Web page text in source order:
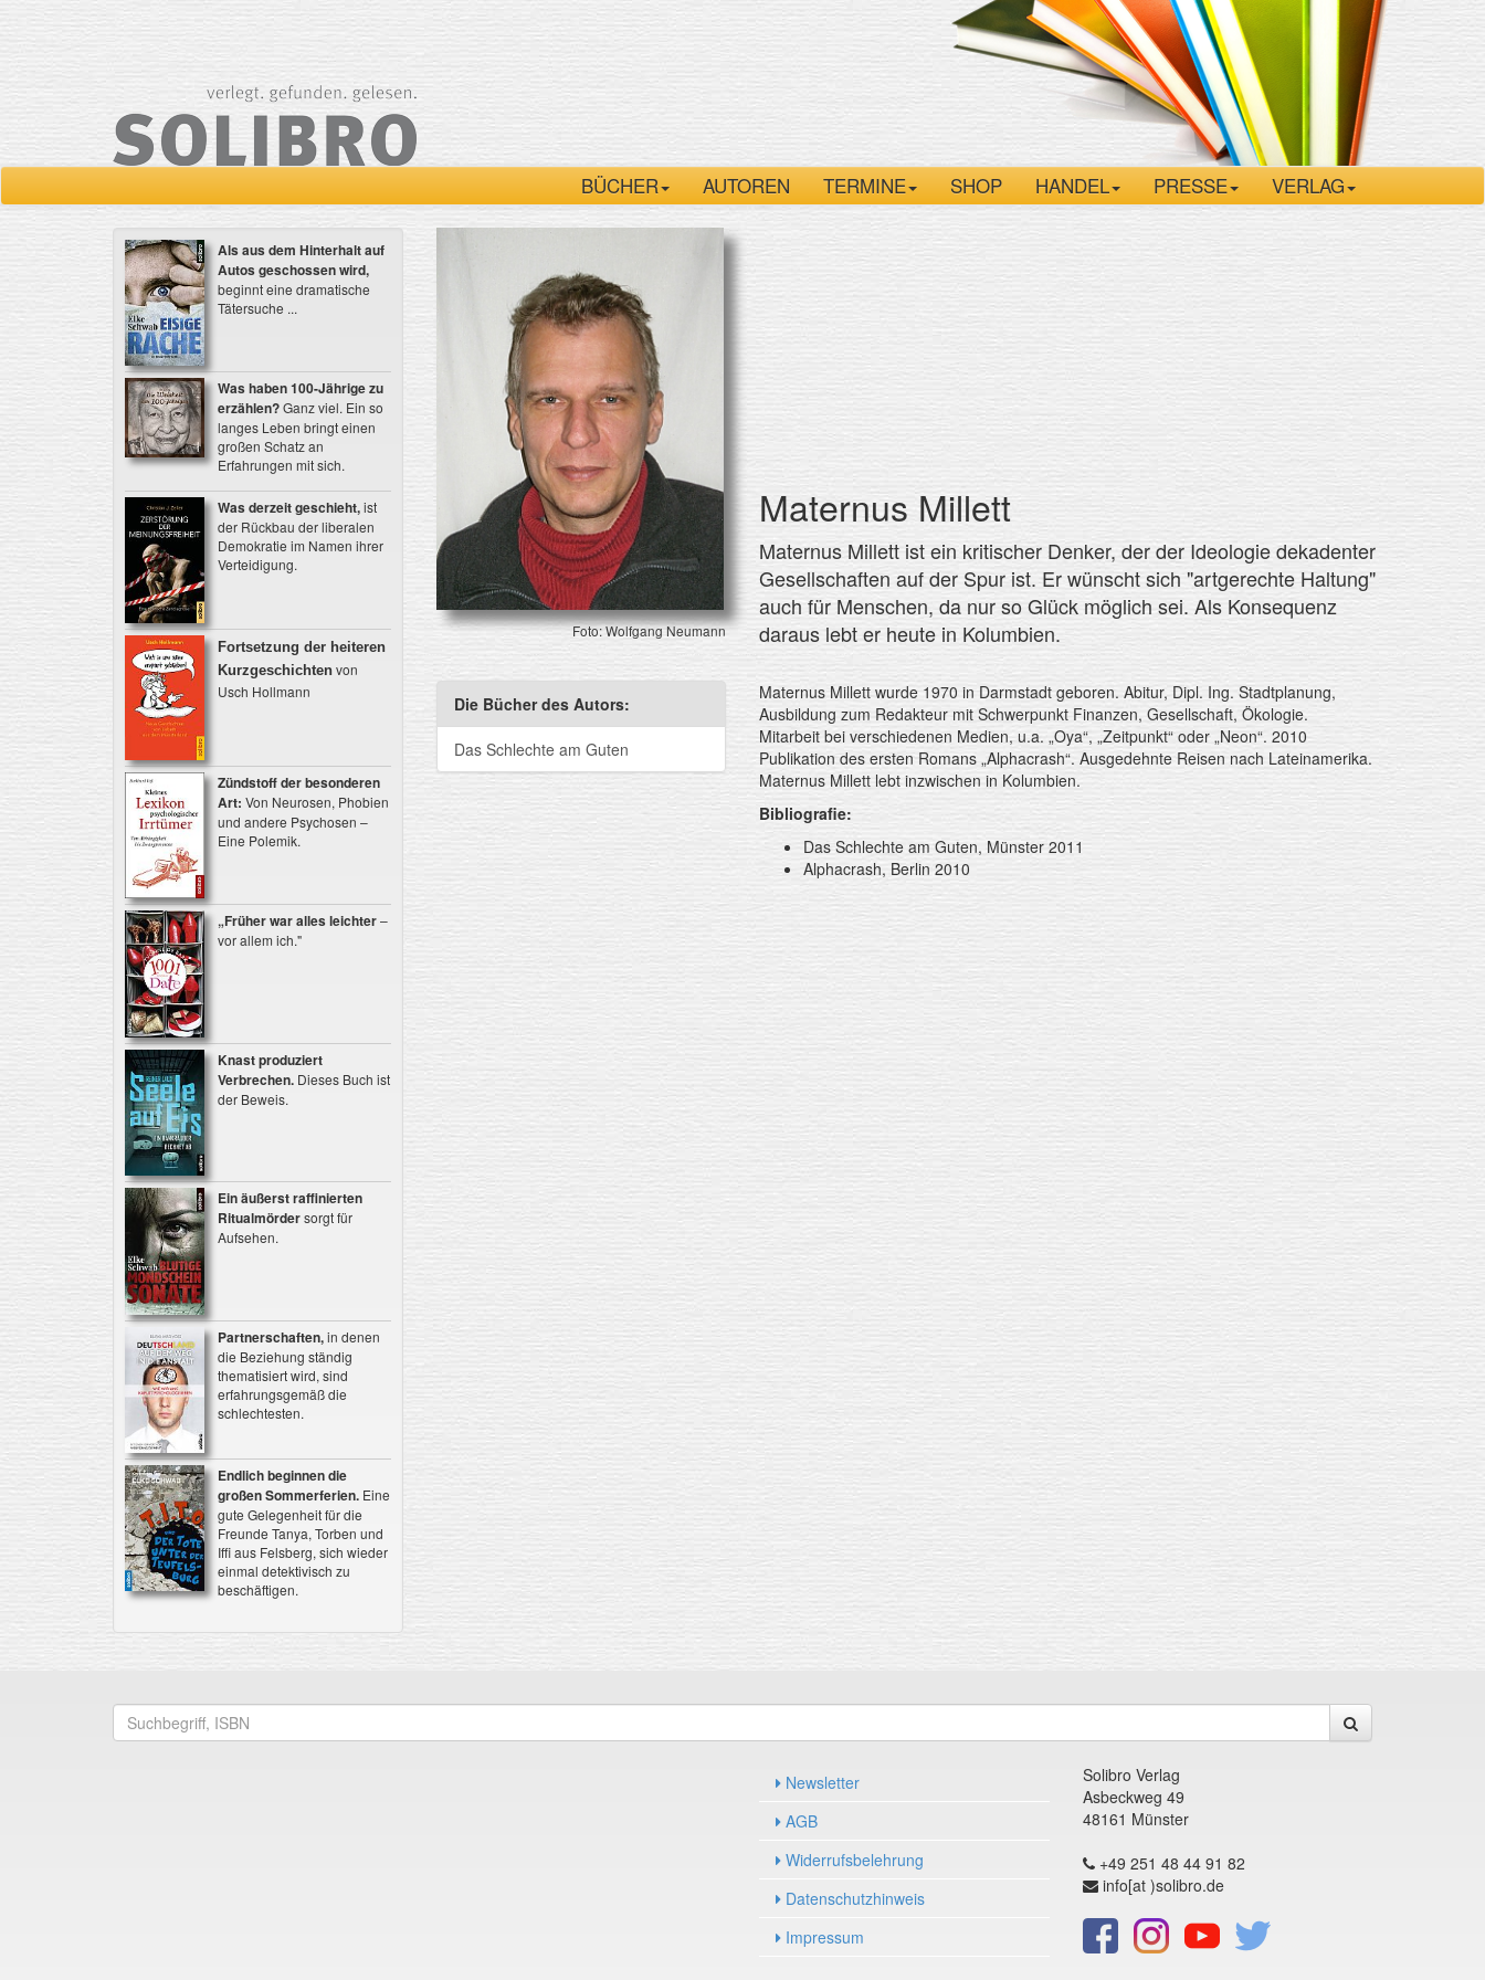
BÜCHER AUTOREN TERMINE SHOP HANDEL PRESSE VERLAG
Foto: Wolfgang Neumann
Maternus Millett
Maternus Millett ist ein kritischer Denker, der der Ideologie dekadenter
Gesellschaften auf der Spur ist. Er wünscht sich "artgerechte Haltung"
auch für Menschen, da nur so Glück möglich sei. Als Konsequenz
daraus lebt er heute in Kolumbien.
Maternus Millett wurde 1970 in Darmstadt geboren. Abitur, Dipl. Ing. Stadtplanung,
Ausbildung zum Redakteur mit Schwerpunkt Finanzen, Gesellschaft, Ökologie.
Mitarbeit bei verschiedenen Medien, u.a. „Oya“, „Zeitpunkt“ oder „Neon“. 2010
Publikation des ersten Romans „Alphacrash“. Ausgedehnte Reisen nach Lateinamerika.
Maternus Millett lebt inzwischen in Kolumbien.
Bibliografie:
Das Schlechte am Guten, Münster 2011
Alphacrash, Berlin 2010
Die Bücher des Autors:
Das Schlechte am Guten
Als aus dem Hinterhalt auf
Autos geschossen wird,
beginnt eine dramatische
Tätersuche ...
Was haben 100-Jährige zu
erzählen?Ganz viel. Ein so
langes Leben bringt einen
großen Schatz an
Erfahrungen mit sich.
Was derzeit geschieht,ist
der Rückbau der liberalen
Demokratie im Namen ihrer
Verteidigung.
Fortsetzung der heiteren
Kurzgeschichten von
Usch Hollmann
Zündstoff der besonderen
Art: Von Neurosen, Phobien
und andere Psychosen –
Eine Polemik.
„Früher war alles leichter–
vor allem ich."
Knast produziert
Verbrechen. Dieses Buch ist
der Beweis.
Ein äußerst raffinierten
Ritualmördersorgt für
Aufsehen.
Partnerschaften,in denen
die Beziehung ständig
thematisiert wird, sind
erfahrungsgemäß die
schlechtesten.
Endlich beginnen die
großen Sommerferien. Eine
gute Gelegenheit für die
Freunde Tanya, Torben und
Iffi aus Felsberg, sich wieder
einmal detektivisch zu
beschäftigen.
Newsletter
AGB
Widerrufsbelehrung
Datenschutzhinweis
Impressum
Solibro Verlag
Asbeckweg 49
48161 Münster
+49 251 48 44 91 82
info[at )solibro.de